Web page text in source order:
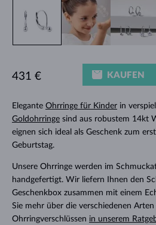
Elegante Ohrringe für Kinderin
Goldohrringesind aus robustem 14kt
eignen sich ideal als Geschenk zum
Geburtstag.
Unsere Ohrringe werden im
handgefertigt. Wir liefern Ihnen den
Geschenkbox zusammen mit einem
Sie mehr über die verschiedenen
Ohrringverschlüssen in unserem
431 € KAUFEN